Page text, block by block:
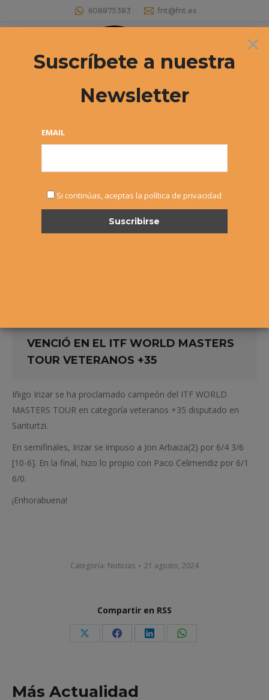
608875383 fnt@fnt.es
Buscar:
VENCIÓ EN EL ITF WORLD MASTERS
TOUR VETERANOS +35
Iñigo Irizar se ha proclamado campeón del ITF WORLD
MASTERS TOUR en categoría veteranos +35 disputado en
Santurtzi.
En semifinales, Irizar se impuso a Jon Arbaiza(2) por 6/4 3/6
[10-6]. En la final, hizo lo propio con Paco Celimendiz por 6/1
6/0.
¡Enhorabuena!
Categoría: Noticias 21 agosto, 2024
Compartir en RSS
Share Share Share Share
Más Actualidad
×
Suscríbete a nuestra
Newsletter
EMAIL
Si continúas, aceptas la política de privacidad